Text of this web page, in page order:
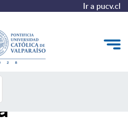
Ir a pucv.cl
en